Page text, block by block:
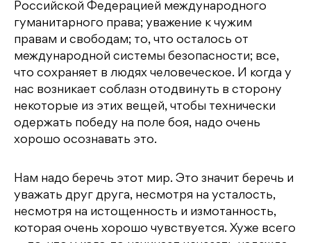
Российской Федерацией международного
гуманитарного права; уважение к чужим
правам и свободам; то, что осталось от
международной системы безопасности; все,
что сохраняет в людях человеческое. И когда у
нас возникает соблазн отодвинуть в сторону
некоторые из этих вещей, чтобы технически
одержать победу на поле боя, надо очень
хорошо осознавать это.
Нам надо беречь этот мир. Это значит беречь и
уважать друг друга, несмотря на усталость,
несмотря на истощенность и измотанность,
которая очень хорошо чувствуется. Хуже всего